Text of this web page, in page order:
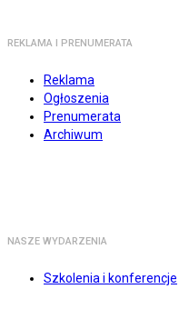
REKLAMA I PRENUMERATA
Reklama
Ogłoszenia
Prenumerata
Archiwum
NASZE WYDARZENIA
Szkolenia i konferencje